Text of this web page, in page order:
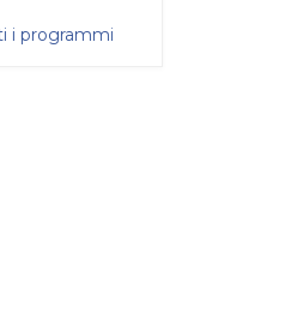
i programmi